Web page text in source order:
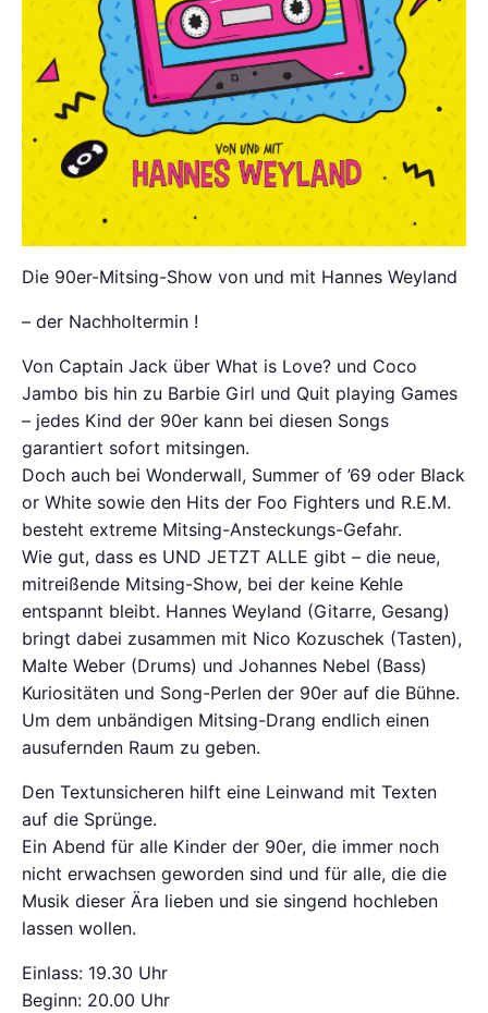
Die 90er-Mitsing-Show von und mit Hannes Weyland
– der Nachholtermin !
Von Captain Jack über What is Love? und Coco
Jambo bis hin zu Barbie Girl und Quit playing Games
– jedes Kind der 90er kann bei diesen Songs
garantiert sofort mitsingen.
Doch auch bei Wonderwall, Summer of ’69 oder Black
or White sowie den Hits der Foo Fighters und R.E.M.
besteht extreme Mitsing-Ansteckungs-Gefahr.
Wie gut, dass es UND JETZT ALLE gibt – die neue,
mitreißende Mitsing-Show, bei der keine Kehle
entspannt bleibt. Hannes Weyland (Gitarre, Gesang)
bringt dabei zusammen mit Nico Kozuschek (Tasten),
Malte Weber (Drums) und Johannes Nebel (Bass)
Kuriositäten und Song-Perlen der 90er auf die Bühne.
Um dem unbändigen Mitsing-Drang endlich einen
ausufernden Raum zu geben.
Den Textunsicheren hilft eine Leinwand mit Texten
auf die Sprünge.
Ein Abend für alle Kinder der 90er, die immer noch
nicht erwachsen geworden sind und für alle, die die
Musik dieser Ära lieben und sie singend hochleben
lassen wollen.
Einlass: 19.30 Uhr
Beginn: 20.00 Uhr